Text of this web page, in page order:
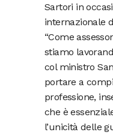
Sartori in
internazionale
“Come
stiamo
col ministro
portare a
professione,
che è
l’unicità delle